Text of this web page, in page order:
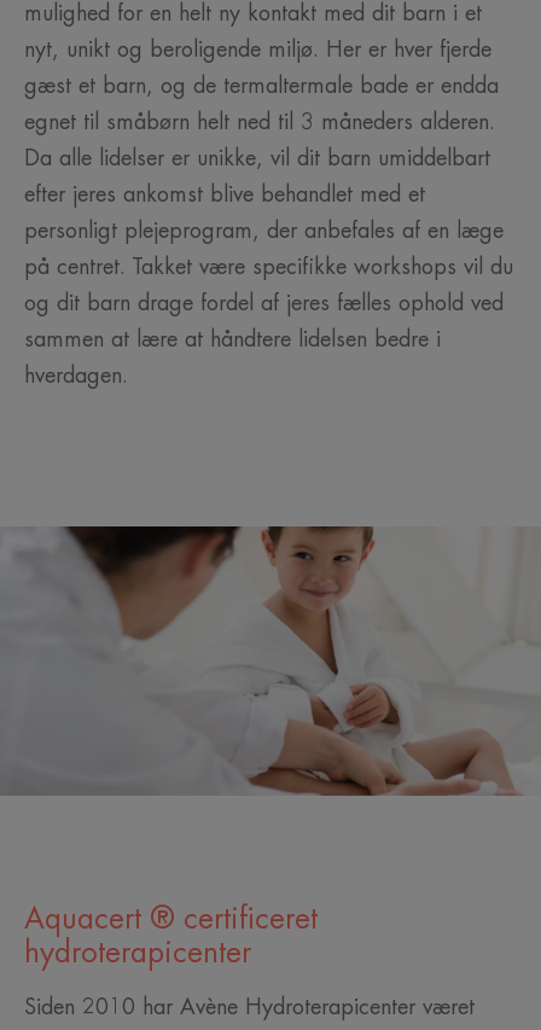
mulighed for en helt ny kontakt med dit barn i et
nyt, unikt og beroligende miljø. Her er hver fjerde
gæst et barn, og de termaltermale bade er endda
egnet til småbørn helt ned til 3 måneders alderen.
Da alle lidelser er unikke, vil dit barn umiddelbart
efter jeres ankomst blive behandlet med et
personligt plejeprogram, der anbefales af en læge
på centret. Takket være specifikke workshops vil du
og dit barn drage fordel af jeres fælles ophold ved
sammen at lære at håndtere lidelsen bedre i
hverdagen.
Aquacert ® certificeret
hydroterapicenter
Siden 2010 har Avène Hydroterapicenter været